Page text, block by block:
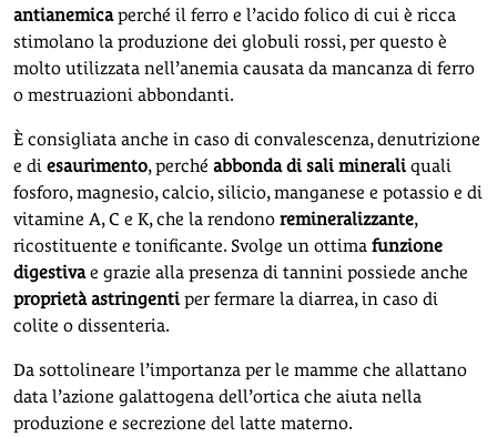
antianemicaperché il ferro e l’acido folico di cui è ricca
stimolano la produzione dei globuli rossi, per questo è
molto utilizzata nell’anemia causata da mancanza di ferro
o mestruazioni abbondanti.
È consigliata anche in caso di convalescenza, denutrizione
e di esaurimento, perché abbonda di sali minerali quali
fosforo, magnesio, calcio, silicio, manganese e potassio e di
vitamine A, C e K, che la rendono remineralizzante,
ricostituente e tonificante. Svolge un ottima funzione
digestivae grazie alla presenza di tannini possiede anche
proprietà astringenti per fermare la diarrea, in caso di
colite o dissenteria.
Da sottolineare l’importanza per le mamme che allattano
data l’azione galattogena dell’ortica che aiuta nella
produzione e secrezione del latte materno.